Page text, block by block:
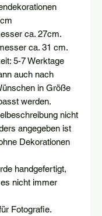
ca. 27cm.
ca. 31 cm.
5-7 Werktage
auch nach
in Größe
werden.
nicht
angegeben ist
Dekorationen
handgefertigt,
nicht immer
Fotografie.